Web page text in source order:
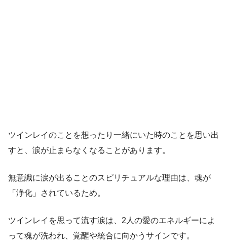
ツインレイのことを想ったり一緒にいた時のことを思い出
すと、涙が止まらなくなることがあります。
無意識に涙が出ることのスピリチュアルな理由は、魂が
「浄化」されているため。
ツインレイを思って流す涙は、2人の愛のエネルギーによ
って魂が洗われ、覚醒や統合に向かうサインです。